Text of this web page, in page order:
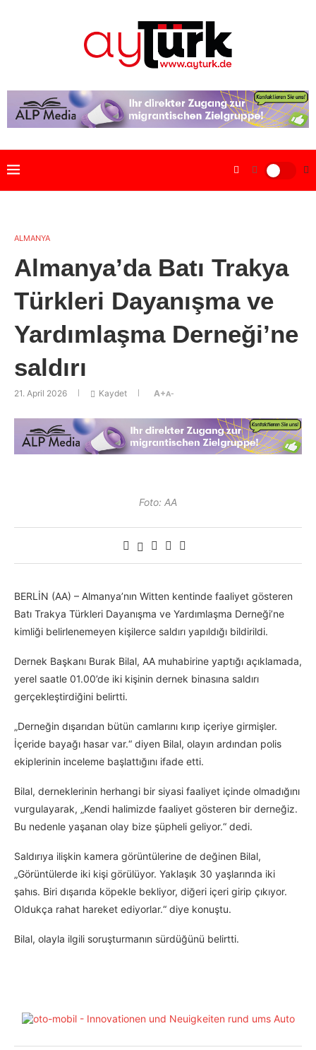
ALMANYA
Almanya’da Batı Trakya
Türkleri Dayanışma ve
Yardımlaşma Derneği’ne
saldırı
21. April 2026 Kaydet A+A-
Foto: AA
BERLİN (AA) – Almanya’nın Witten kentinde faaliyet gösteren
Batı Trakya Türkleri Dayanışma ve Yardımlaşma Derneği’ne
kimliği belirlenemeyen kişilerce saldırı yapıldığı bildirildi.
Dernek Başkanı Burak Bilal, AA muhabirine yaptığı açıklamada,
yerel saatle 01.00’de iki kişinin dernek binasına saldırı
gerçekleştirdiğini belirtti.
„Derneğin dışarıdan bütün camlarını kırıp içeriye girmişler.
İçeride bayağı hasar var.“ diyen Bilal, olayın ardından polis
ekiplerinin inceleme başlattığını ifade etti.
Bilal, derneklerinin herhangi bir siyasi faaliyet içinde olmadığını
vurgulayarak, „Kendi halimizde faaliyet gösteren bir derneğiz.
Bu nedenle yaşanan olay bize şüpheli geliyor.“ dedi.
Saldırıya ilişkin kamera görüntülerine de değinen Bilal,
„Görüntülerde iki kişi görülüyor. Yaklaşık 30 yaşlarında iki
şahıs. Biri dışarıda köpekle bekliyor, diğeri içeri girip çıkıyor.
Oldukça rahat hareket ediyorlar.“ diye konuştu.
Bilal, olayla ilgili soruşturmanın sürdüğünü belirtti.